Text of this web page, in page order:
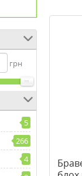
грн
5
266
4